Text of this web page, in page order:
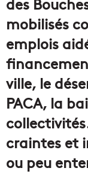
mobilisés
emplois
ville, le
PACA, la
craintes et
ou peu